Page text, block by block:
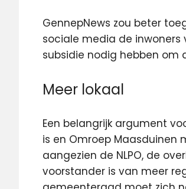
GennepNews zou beter
sociale media de inwoners
subsidie nodig hebben om
Meer lokaal
Een belangrijk argument
is en Omroep Maasduinen
aangezien de NLPO, de
voorstander is van meer